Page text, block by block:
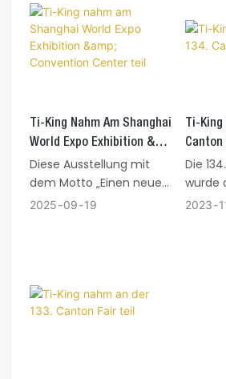
Ti-King Nahm Am Shanghai
World Expo Exhibition &
Convention Center Teil
Diese Ausstellung mit
dem Motto „Einen neuen
Lebensstil anführen“
feierlich eröffnet. Sie
präsentierte
2025 09 19
Ti-
Canton
Die
wurde
2023